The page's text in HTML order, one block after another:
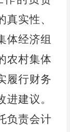
实性、
体经济组
农村集体
履行财务
建议。
负责会计